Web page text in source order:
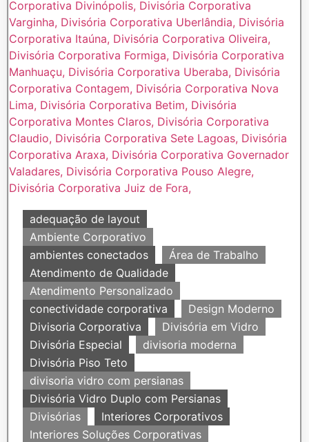
adequação de layout
Ambiente Corporativo
ambientes conectados
Área de Trabalho
Atendimento de Qualidade
Atendimento Personalizado
conectividade corporativa
Design Moderno
Divisoria Corporativa
Divisória em Vidro
Divisória Especial
divisoria moderna
Divisória Piso Teto
divisoria vidro com persianas
Divisória Vidro Duplo com Persianas
Divisórias
Interiores Corporativos
Interiores Soluções Corporativas